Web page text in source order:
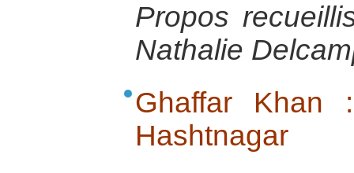
Propos
Nathalie
Ghaffar Khan
Hashtnagar